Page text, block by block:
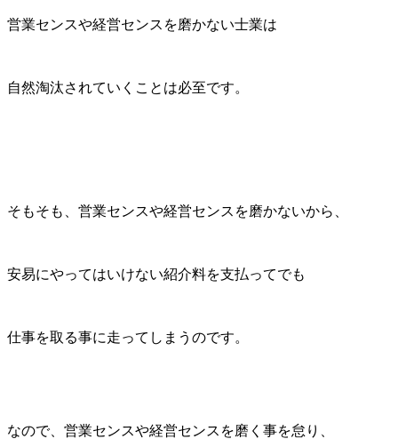
営業センスや経営センスを磨かない士業は
自然淘汰されていくことは必至です。
そもそも、営業センスや経営センスを磨かないから、
安易にやってはいけない紹介料を支払ってでも
仕事を取る事に走ってしまうのです。
なので、営業センスや経営センスを磨く事を怠り、